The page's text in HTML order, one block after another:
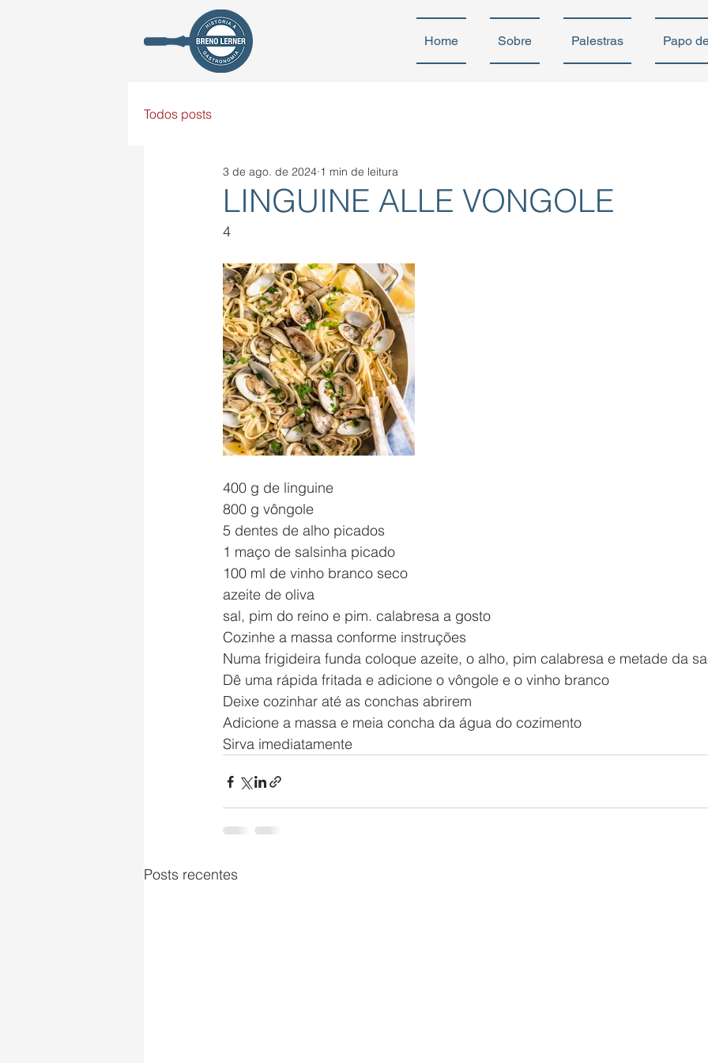
Home Sobre Palestras Papo
Todos posts
LINGUINE ALLE VONGOLE
3 de ago. de 2024 1 min de leitura
4
400 g de linguine
800 g vôngole
5 dentes de alho picados
1 maço de salsinha picado
100 ml de vinho branco seco
azeite de oliva
sal, pim do reino e pim. calabresa a gosto
Cozinhe a massa conforme instruções
Numa frigideira funda coloque azeite, o alho, pim calabresa e metade da
Dê uma rápida fritada e adicione o vôngole e o vinho branco
Deixe cozinhar até as conchas abrirem
Adicione a massa e meia concha da água do cozimento
Sirva imediatamente
Posts recentes